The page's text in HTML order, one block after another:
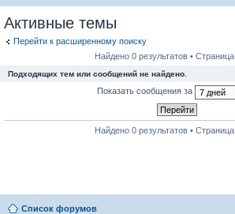
Активные темы
Перейти к расширенному поиску
Найдено 0 результатов • Страница
Подходящих тем или сообщений не найдено.
Показать сообщения за
Найдено 0 результатов • Страница
Список форумов